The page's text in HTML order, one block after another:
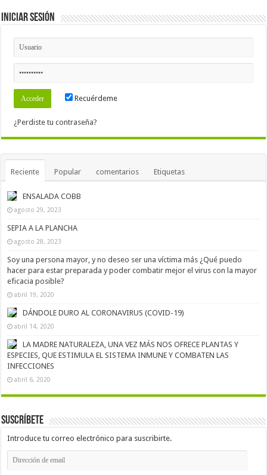
Iniciar Sesión
Recuérdeme
¿Perdiste tu contraseña?
Reciente Popular comentarios Etiquetas
ENSALADA COBB
agosto 29, 2023
SEPIA A LA PLANCHA
agosto 28, 2023
Soy una persona mayor, y no deseo ser una víctima más ¿Qué puedo
hacer para estar preparada y poder combatir mejor el virus con la mayor
eficacia posible?
abril 19, 2020
DÁNDOLE DURO AL CORONAVIRUS (COVID-19)
abril 14, 2020
LA MADRE NATURALEZA, UNA VEZ MÁS NOS OFRECE PLANTAS Y
ESPECIES, QUE ESTIMULA EL SISTEMA INMUNE Y COMBATEN LAS
INFECCIONES
abril 6, 2020
Suscríbete
Introduce tu correo electrónico para suscribirte.
Dirección
de